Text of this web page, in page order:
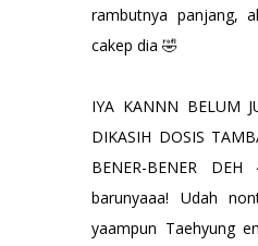
rambutnya panjang,
cakep dia 🤣
IYA KANNN BELUM
DIKASIH DOSIS
BENER-BENER
barunyaaa! Udah
yaampun Taehyung